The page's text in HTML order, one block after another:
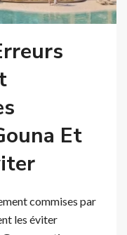
Et
commises par
les éviter